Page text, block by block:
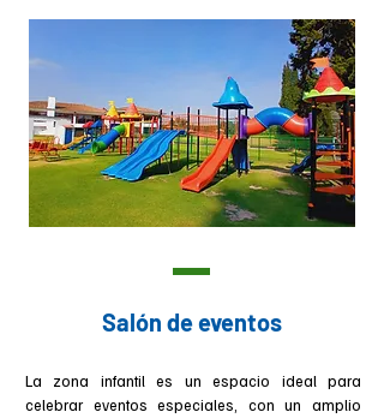
Salón de eventos
La zona infantil es un espacio ideal para
celebrar eventos especiales, con un amplio